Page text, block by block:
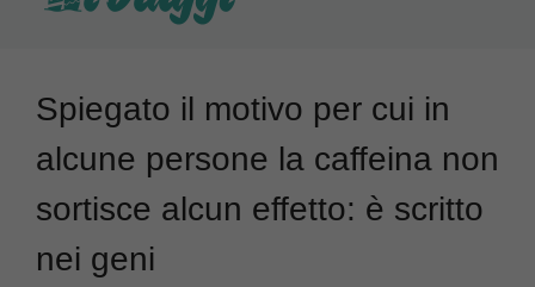
Spiegato il motivo per cui in
alcune persone la caffeina non
sortisce alcun effetto: è scritto
nei geni